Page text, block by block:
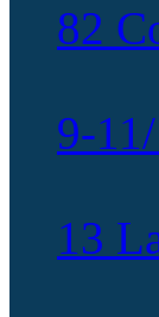
82
9-
13